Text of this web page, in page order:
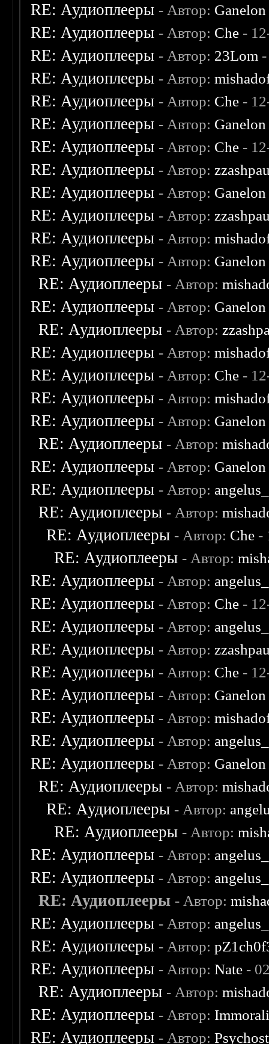
RE: Аудиоплееры - Автор: Ganelon
RE: Аудиоплееры - Автор: Che -
RE: Аудиоплееры - Автор: 23Lom
RE: Аудиоплееры - Автор:
RE: Аудиоплееры - Автор: Che -
RE: Аудиоплееры - Автор: Ganelon
RE: Аудиоплееры - Автор: Che -
RE: Аудиоплееры - Автор:
RE: Аудиоплееры - Автор: Ganelon
RE: Аудиоплееры - Автор:
RE: Аудиоплееры - Автор:
RE: Аудиоплееры - Автор: Ganelon
RE: Аудиоплееры - Автор:
RE: Аудиоплееры - Автор: Ganelon
RE: Аудиоплееры - Автор:
RE: Аудиоплееры - Автор:
RE: Аудиоплееры - Автор: Che -
RE: Аудиоплееры - Автор:
RE: Аудиоплееры - Автор: Ganelon
RE: Аудиоплееры - Автор:
RE: Аудиоплееры - Автор: Ganelon
RE: Аудиоплееры - Автор:
RE: Аудиоплееры - Автор:
RE: Аудиоплееры - Автор: Che -
RE: Аудиоплееры - Автор:
RE: Аудиоплееры - Автор:
RE: Аудиоплееры - Автор: Che -
RE: Аудиоплееры - Автор:
RE: Аудиоплееры - Автор:
RE: Аудиоплееры - Автор: Che -
RE: Аудиоплееры - Автор: Ganelon
RE: Аудиоплееры - Автор:
RE: Аудиоплееры - Автор:
RE: Аудиоплееры - Автор: Ganelon
RE: Аудиоплееры - Автор:
RE: Аудиоплееры - Автор:
RE: Аудиоплееры - Автор:
RE: Аудиоплееры - Автор:
RE: Аудиоплееры - Автор:
RE: Аудиоплееры - Автор:
RE: Аудиоплееры - Автор:
RE: Аудиоплееры - Автор:
RE: Аудиоплееры - Автор:Nate -
RE: Аудиоплееры - Автор:
RE: Аудиоплееры - Автор:
RE: Аудиоплееры - Автор: